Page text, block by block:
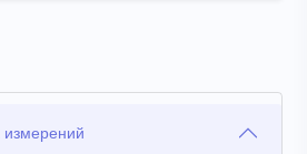
измерений